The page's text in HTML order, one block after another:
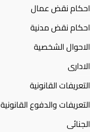
احكام نقض عمال
احكام نقض مدنية
الاحوال الشخصية
الادارى
التعريفات القانونية
التعريفات والدفوع القانونية
الجنائى